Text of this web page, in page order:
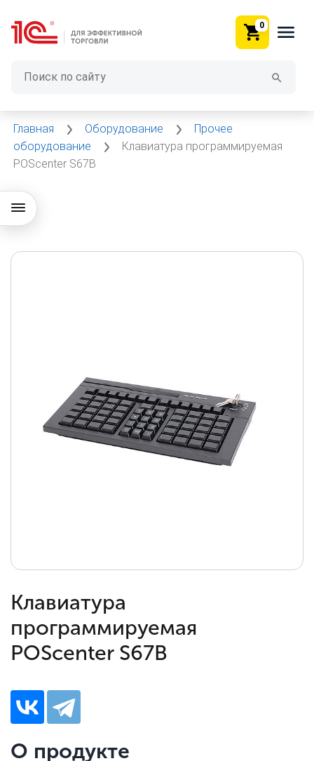
0
Главная Оборудование
Прочее
оборудование
Клавиатура программируемая
POScenter S67B
Клавиатура
программируемая
POScenter S67B
О продукте